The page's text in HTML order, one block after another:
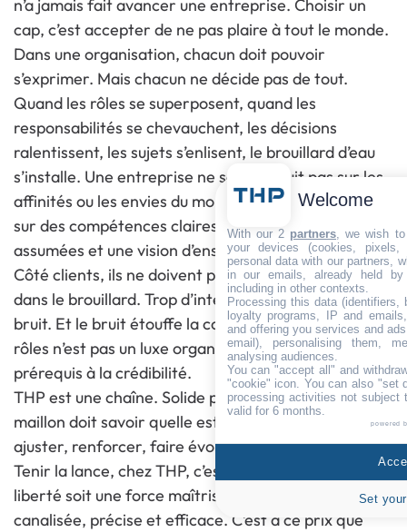
n’a jamais fait avancer une entreprise. Choisir un
cap, c’est accepter de ne pas plaire à tout le monde.
Dans une organisation, chacun doit pouvoir
s’exprimer. Mais chacun ne décide pas de tout.
Quand les rôles se superposent, quand les
responsabilités se chevauchent, les décisions
ralentissent, les sujets s’enlisent, le brouillard d’eau
s’installe. Une entreprise ne se construit pas sur les
affinités ou les envies du moment. Elle se construit
sur des compétences claires, des responsabilités
assumées et une vision d’ensemble.
Côté clients, ils ne doivent pas non plus se sentir
dans le brouillard. Trop d’interlocuteurs, c’est trop de
bruit. Et le bruit étouffe la confiance. La clarté des
rôles n’est pas un luxe organisationnel. C’est un
prérequis à la crédibilité.
THP est une chaîne. Solide parce que chaque
maillon doit savoir quelle est sa place. On peut
ajuster, renforcer, faire évoluer.
Tenir la lance, chez THP, c’est accepter que la
liberté soit une force maîtrisée. Une énergie
canalisée, précise et efficace. C’est à ce prix que
Welcome
With our 2 partners , we wish
your devices (cookies,
personal data with our partners,
in our emails, already held
including in other contexts.
Processing this data (identifiers,
loyalty programs, IP and
and offering you services and
email), personalising them,
analysing audiences.
You can "accept all" and
"cookie" icon . You can also "set
processing activities not subject
valid for 6 months.
powered
Set